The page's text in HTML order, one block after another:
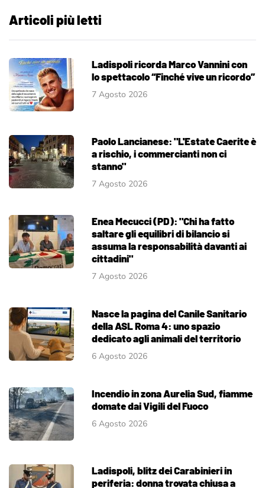
Articoli più letti
Ladispoli ricorda Marco Vannini con
lo spettacolo “Finché vive un ricordo”
7 Agosto 2026
Paolo Lancianese: "L'Estate Caerite è
a rischio, i commercianti non ci
stanno"
7 Agosto 2026
Enea Mecucci (PD): "Chi ha fatto
saltare gli equilibri di bilancio si
assuma la responsabilità davanti ai
cittadini"
7 Agosto 2026
Nasce la pagina del Canile Sanitario
della ASL Roma 4: uno spazio
dedicato agli animali del territorio
6 Agosto 2026
Incendio in zona Aurelia Sud, fiamme
domate dai Vigili del Fuoco
6 Agosto 2026
Ladispoli, blitz dei Carabinieri in
periferia: donna trovata chiusa a